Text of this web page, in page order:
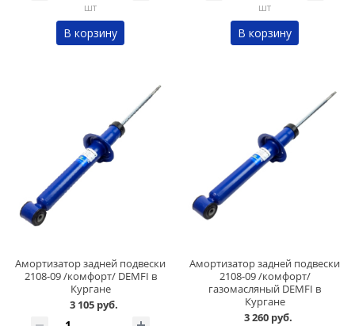
шт
В корзину
шт
В корзину
Амортизатор задней подвески
2108-09 /комфорт/ DEMFI в
Кургане
3 105 руб.
Амортизатор задней подвески
2108-09 /комфорт/
газомасляный DEMFI в
Кургане
3 260 руб.